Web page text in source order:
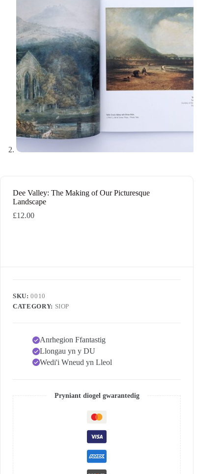
Dee Valley: The Making of Our Picturesque
Landscape
£12.00
SKU:0010
CATEGORY: SIOP
Anrhegion Ffantastig
Llongau yn y DU
Wedi'i Wneud yn Lleol
Pryniant diogel gwarantedig